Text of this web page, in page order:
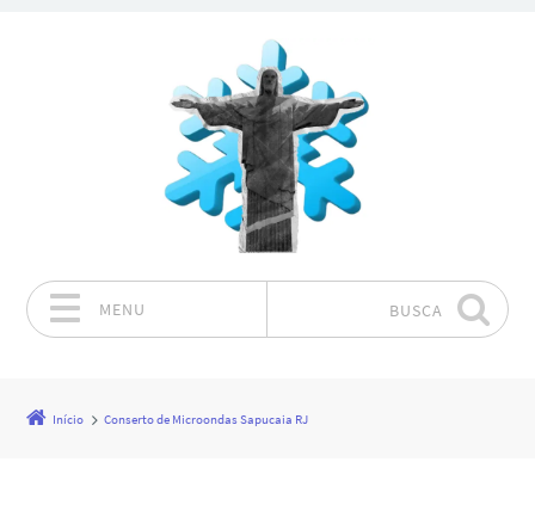
MENU BUSCA
Início Conserto de Microondas Sapucaia RJ